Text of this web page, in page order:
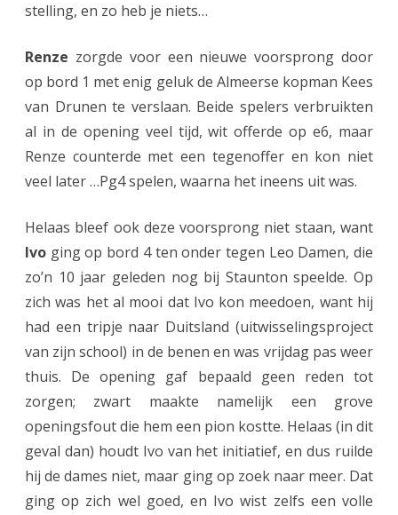
stelling, en zo heb je niets…
Renze zorgde voor een nieuwe voorsprong door
op bord 1 met enig geluk de Almeerse kopman Kees
van Drunen te verslaan. Beide spelers verbruikten
al in de opening veel tijd, wit offerde op e6, maar
Renze counterde met een tegenoffer en kon niet
veel later …Pg4 spelen, waarna het ineens uit was.
Helaas bleef ook deze voorsprong niet staan, want
Ivo ging op bord 4 ten onder tegen Leo Damen, die
zo’n 10 jaar geleden nog bij Staunton speelde. Op
zich was het al mooi dat Ivo kon meedoen, want hij
had een tripje naar Duitsland (uitwisselingsproject
van zijn school) in de benen en was vrijdag pas weer
thuis. De opening gaf bepaald geen reden tot
zorgen; zwart maakte namelijk een grove
openingsfout die hem een pion kostte. Helaas (in dit
geval dan) houdt Ivo van het initiatief, en dus ruilde
hij de dames niet, maar ging op zoek naar meer. Dat
ging op zich wel goed, en Ivo wist zelfs een volle